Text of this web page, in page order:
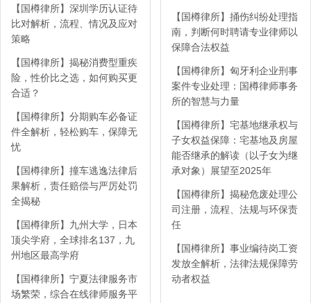
【国樽律所】深圳学历认证待
比对解析，流程、情况及应对
策略
【国樽律所】揭秘消费型重疾
险，性价比之选，如何购买更
合适？
【国樽律所】分期购车必备证
件全解析，轻松购车，保障无
忧
【国樽律所】撞车逃逸法律后
果解析，责任赔偿与严厉处罚
全揭秘
【国樽律所】九州大学，日本
顶尖学府，全球排名137，九
州地区最高学府
【国樽律所】宁夏法律服务市
场繁荣，综合在线律师服务平
【国樽律所】捅伤纠纷处理指
南，判断何时聘请专业律师以
保障合法权益
【国樽律所】匈牙利企业刑事
案件专业处理：国樽律师事务
所的智慧与力量
【国樽律所】宅基地继承权与
子女权益保障：宅基地及房屋
能否继承的解读（以子女为继
承对象）展望至2025年
【国樽律所】揭秘危废处理公
司注册，流程、法规与环保责
任
【国樽律所】事业编待岗工资
发放全解析，法律法规保障劳
动者权益